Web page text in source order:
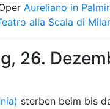
Aureliano in
alla Scala di
26.
sterben beim bis